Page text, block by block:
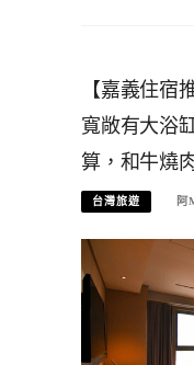
【嘉義住宿
寬敞有大浴
算，和牛燒
台灣旅遊 阿